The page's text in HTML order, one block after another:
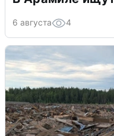
6 августа 4